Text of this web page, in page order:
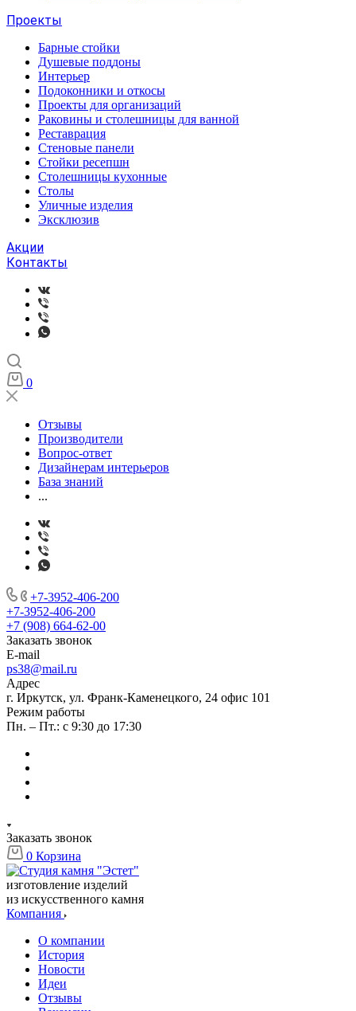
Проекты
Барные стойки
Душевые поддоны
Интерьер
Подоконники и откосы
Проекты для организаций
Раковины и столешницы для ванной
Реставрация
Стеновые панели
Стойки ресепшн
Столешницы кухонные
Столы
Уличные изделия
Эксклюзив
Акции
Контакты
0
Отзывы
Производители
Вопрос-ответ
Дизайнерам интерьеров
База знаний
...
+7-3952-406-200
+7-3952-406-200
+7 (908) 664-62-00
Заказать звонок
E-mail
ps38@mail.ru
Адрес
г. Иркутск, ул. Франк-Каменецкого, 24 офис 101
Режим работы
Пн. – Пт.: с 9:30 до 17:30
Заказать звонок
0 Корзина
изготовление изделий
из искусственного камня
Компания
О компании
История
Новости
Идеи
Отзывы